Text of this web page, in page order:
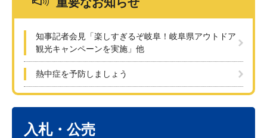
知事記者会見「楽しすぎるぞ岐阜！岐阜県アウトドア
観光キャンペーンを実施」他
熱中症を予防しましょう
入札・公売